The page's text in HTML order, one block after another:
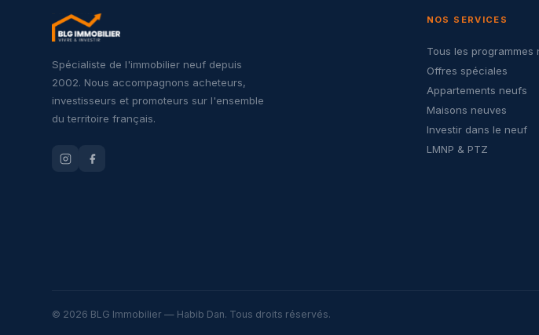
Spécialiste de l'immobilier neuf depuis
2002. Nous accompagnons acheteurs,
investisseurs et promoteurs sur l'ensemble
du territoire français.
NOS SERVICES
Tous les programmes
Offres spéciales
Appartements neufs
Maisons neuves
Investir dans le neuf
LMNP & PTZ
© 2026 BLG Immobilier — Habib Dan. Tous droits réservés.